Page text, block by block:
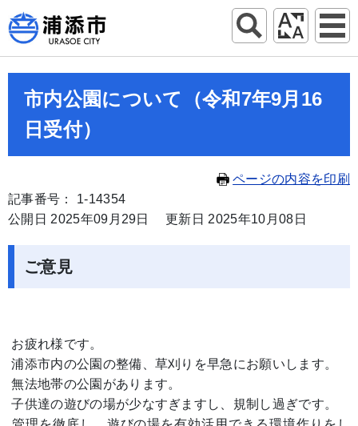
市内公園について（令和7年9月16
日受付）
ページの内容を印刷
記事番号： 1-14354
公開日 2025年09月29日
更新日 2025年10月08日
ご意見
お疲れ様です。
浦添市内の公園の整備、草刈りを早急にお願いします。
無法地帯の公園があります。
子供達の遊びの場が少なすぎますし、規制し過ぎです。